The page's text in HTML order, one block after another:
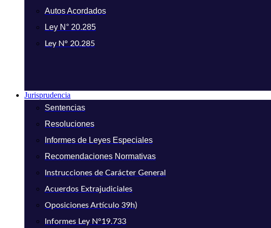
Autos Acordados
Ley N° 20.285
Ley N° 20.285
Jurisprudencia
Sentencias
Resoluciones
Informes de Leyes Especiales
Recomendaciones Normativas
Instrucciones de Carácter General
Acuerdos Extrajudiciales
Oposiciones Artículo 39h)
Informes Ley N°19.733